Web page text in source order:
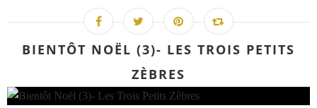
BIENTÔT NOËL (3)- LES TROIS PETITS
ZÈBRES